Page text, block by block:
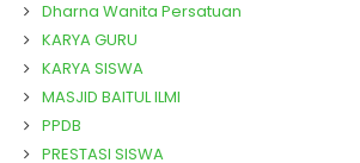
Dharna Wanita Persatuan
KARYA GURU
KARYA SISWA
MASJID BAITUL ILMI
PPDB
PRESTASI SISWA